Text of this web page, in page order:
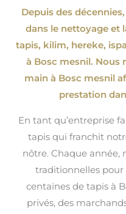
Depuis des
dans le nettoyage et
tapis, kilim, hereke,
à Bosc mesnil. Nous
main à Bosc mesnil
prestation
En tant qu’entreprise
tapis qui franchit
nôtre. Chaque année,
traditionnelles
centaines de tapis à
privés, des